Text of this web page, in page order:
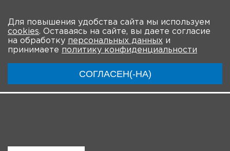
Для повышения удобства сайта мы используем
cookies. Оставаясь на сайте, вы даете согласие
на обработку персональных данных и
принимаете политику конфиденциальности
СОГЛАСЕН(-НА)
О мероприятии Новости Общая информация
Регистрация